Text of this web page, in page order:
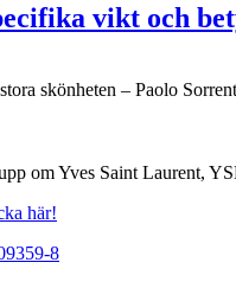
vikt och
skönheten – Paolo
om Yves Saint Laurent,